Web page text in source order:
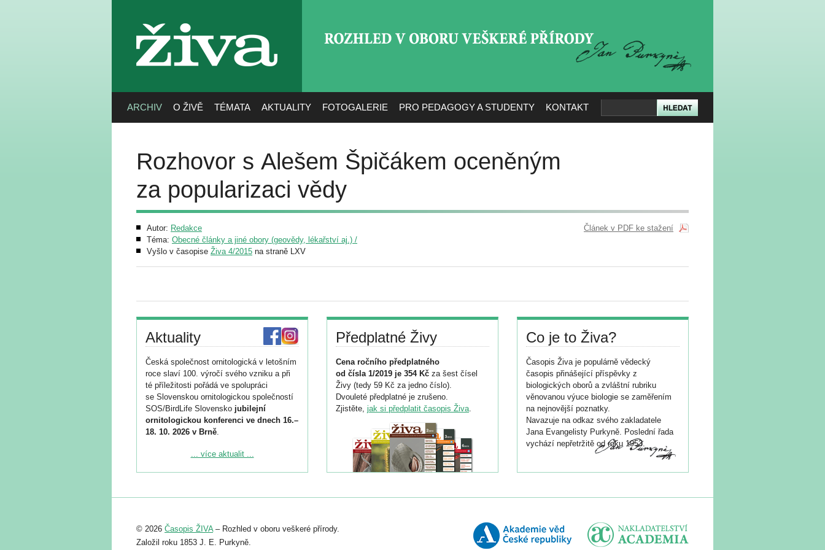
živa
ARCHIV O ŽIVĚ TÉMATA AKTUALITY FOTOGALERIE PRO PEDAGOGY A STUDENTY KONTAKT
Rozhovor s Alešem Špičákem oceněným
za popularizaci vědy
Autor: Redakce
Téma: Obecné články a jiné obory (geovědy, lékařství aj.) /
Vyšlo v časopise Živa 4/2015 na straně LXV
Článek v PDF ke stažení
Aktuality
Česká společnost ornitologická v letošním
roce slaví 100. výročí svého vzniku a při
té příležitosti pořádá ve spolupráci
se Slovenskou ornitologickou společností
SOS/BirdLife Slovensko jubilejní
ornitologickou konferenci ve dnech 16.–
18. 10. 2026 v Brně.
Podrobnější informace ke konferenci
Registrovat se můžete do 6. září.
abstraktu přihlášené přednášky nebo
posteru je už 30. června.
... více aktualit ...
Předplatné Živy
Cena ročního předplatného
od čísla 1/2019 je 354 Kč za šest čísel
Živy (tedy 59 Kč za jedno číslo).
Dvouleté předplatné je zrušeno.
Zjistěte, jak si předplatit časopis Živa.
Co je to Živa?
Časopis Živa je populárně vědecký
časopis přinášející příspěvky z
biologických oborů a zvláštní rubriku
věnovanou výuce biologie se zaměřením
na nejnovější poznatky.
Navazuje na odkaz svého zakladatele
Jana Evangelisty Purkyně. Poslední řada
vychází nepřetržitě od roku 1953.
© 2026 Časopis ŽIVA– Rozhled v oboru veškeré přírody.
Založil roku 1853 J. E. Purkyně.